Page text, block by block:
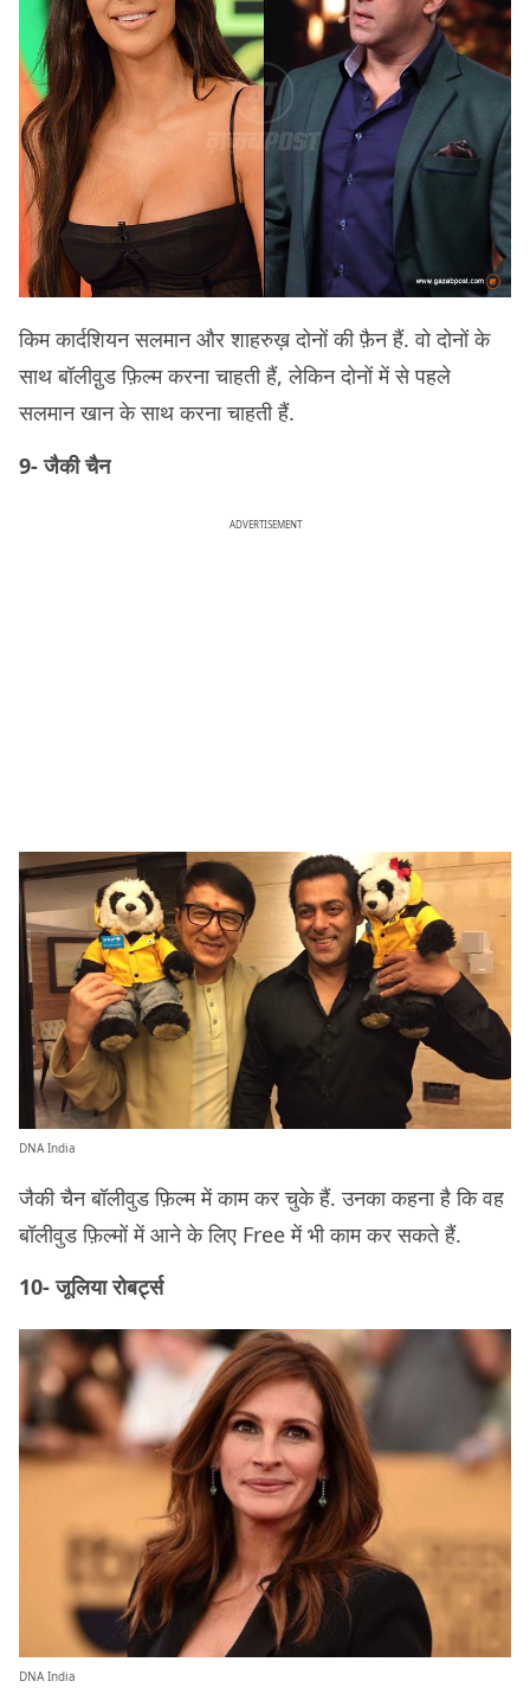
किम कार्दशियन सलमान और शाहरुख़ दोनों की फ़ैन हैं. वो दोनों के
साथ बॉलीवु़ड फ़िल्म करना चाहती हैं, लेकिन दोनों में से पहले
सलमान खान के साथ करना चाहती हैं.
9- जैकी चैन
ADVERTISEMENT
DNA India
जैकी चैन बॉलीवुड फ़िल्म में काम कर चुके हैं. उनका कहना है कि वह
बॉलीवुड फ़िल्मों में आने के लिए Free में भी काम कर सकते हैं.
10- जूलिया रोबर्ट्स
DNA India